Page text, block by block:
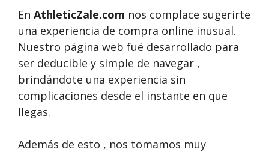
En AthleticZale.com nos complace sugerirte
una experiencia de compra online inusual.
Nuestro página web fué desarrollado para
ser deducible y simple de navegar ,
brindándote una experiencia sin
complicaciones desde el instante en que
llegas.
Además de esto , nos tomamos muy